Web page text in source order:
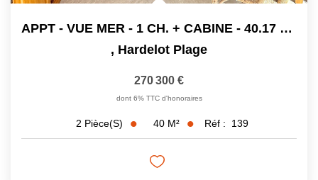
APPT - VUE MER - 1 CH. + CABINE - 40.17 M²C
, Hardelot Plage
270 300 €
dont 6% TTC d'honoraires
2 Pièce(s) 40 M² Réf : 139